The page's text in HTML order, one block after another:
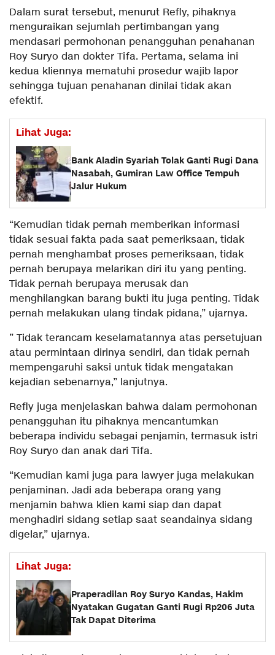
Dalam surat tersebut, menurut Refly, pihaknya
menguraikan sejumlah pertimbangan yang
mendasari permohonan penangguhan penahanan
Roy Suryo dan dokter Tifa. Pertama, selama ini
kedua kliennya mematuhi prosedur wajib lapor
sehingga tujuan penahanan dinilai tidak akan
efektif.
Lihat Juga:
Bank Aladin Syariah Tolak Ganti Rugi Dana
Nasabah, Gumiran Law Office Tempuh
Jalur Hukum
“Kemudian tidak pernah memberikan informasi
tidak sesuai fakta pada saat pemeriksaan, tidak
pernah menghambat proses pemeriksaan, tidak
pernah berupaya melarikan diri itu yang penting.
Tidak pernah berupaya merusak dan
menghilangkan barang bukti itu juga penting. Tidak
pernah melakukan ulang tindak pidana,” ujarnya.
” Tidak terancam keselamatannya atas persetujuan
atau permintaan dirinya sendiri, dan tidak pernah
mempengaruhi saksi untuk tidak mengatakan
kejadian sebenarnya,” lanjutnya.
Refly juga menjelaskan bahwa dalam permohonan
penangguhan itu pihaknya mencantumkan
beberapa individu sebagai penjamin, termasuk istri
Roy Suryo dan anak dari Tifa.
“Kemudian kami juga para lawyer juga melakukan
penjaminan. Jadi ada beberapa orang yang
menjamin bahwa klien kami siap dan dapat
menghadiri sidang setiap saat seandainya sidang
digelar,” ujarnya.
Lihat Juga:
Praperadilan Roy Suryo Kandas, Hakim
Nyatakan Gugatan Ganti Rugi Rp206 Juta
Tak Dapat Diterima